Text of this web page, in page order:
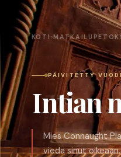
KOTI ›
PÄIVITETTY
Intian
Mies Connaught
viedä sinut